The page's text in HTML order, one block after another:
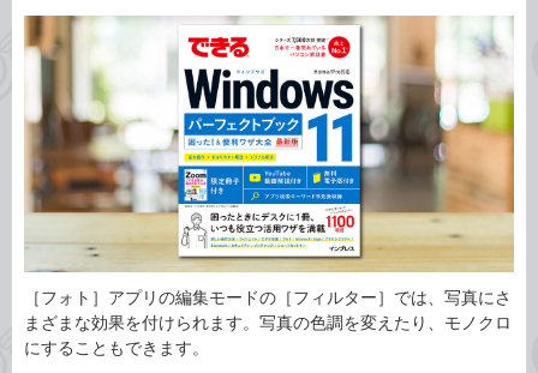
カ
テ
リ
タ
［フォト］アプリの編集モードの［フィルター］では、写真にさ
まざまな効果を付けられます。写真の色調を変えたり、モノクロ
にすることもできます。